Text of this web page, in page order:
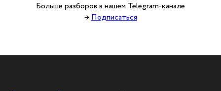
Больше разборов в нашем Telegram-канале
→Подписаться